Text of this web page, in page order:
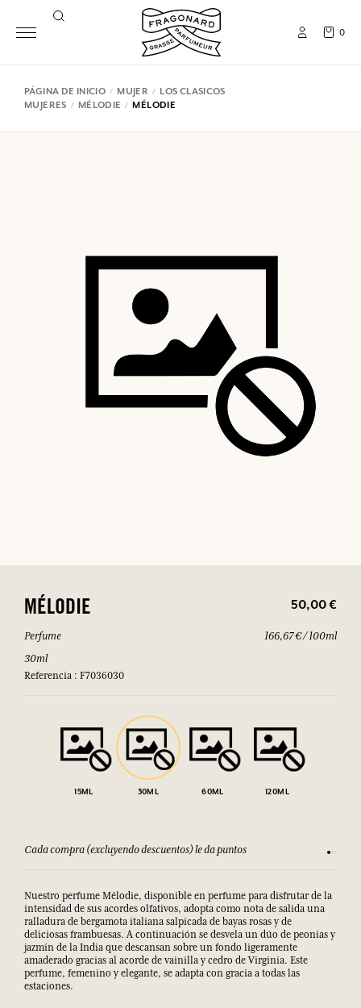
0
PÁGINA DE INICIO MUJER
LOS CLASICOS
MUJERES
MÉLODIE MÉLODIE
MÉLODIE 50,00 €
Perfume
30ml
Referencia : F7036030
166,67 € / 100ml
15ML 30ML 60ML 120ML
Cada compra (excluyendo descuentos) le da puntos
Nuestro perfume Mélodie, disponible en perfume para disfrutar de la
intensidad de sus acordes olfativos, adopta como nota de salida una
ralladura de bergamota italiana salpicada de bayas rosas y de
deliciosas frambuesas. A continuación se desvela un dúo de peonías y
jazmín de la India que descansan sobre un fondo ligeramente
amaderado gracias al acorde de vainilla y cedro de Virginia. Este
perfume, femenino y elegante, se adapta con gracia a todas las
estaciones.